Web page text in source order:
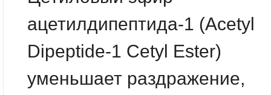
ацетилдипептида-1 (Acetyl
Dipeptide-1 Cetyl Ester)
уменьшает раздражение,